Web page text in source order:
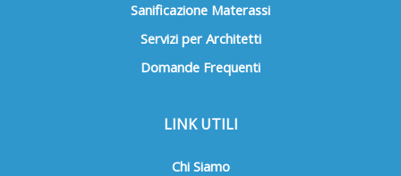
Sanificazione Materassi
Servizi per Architetti
Domande Frequenti
LINK UTILI
Chi Siamo